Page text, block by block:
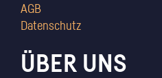
AGB
Datenschutz
ÜBER UNS